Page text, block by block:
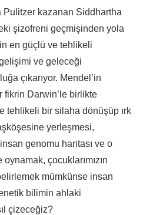
Pulitzer kazanan Siddhartha
şizofreni geçmişinden yola
en güçlü ve tehlikeli
ve geleceği
çıkarıyor. Mendel’in
Darwin’le birlikte
tehlikeli bir silaha dönüşüp ırk
yerleşmesi,
genomu haritası ve o
çocuklarımızın
mümkünse insan
bilimin ahlaki
çizeceğiz?